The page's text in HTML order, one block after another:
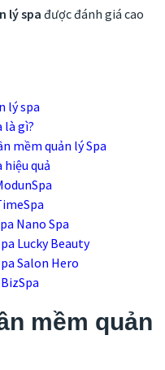
lý spa được đánh giá cao
lý spa
là gì?
mềm quản lý Spa
hiệu quả
Nano Spa
Lucky Beauty
Salon Hero
mềm quản